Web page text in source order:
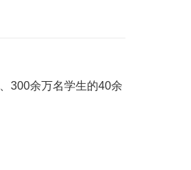
300余万名学生的40余